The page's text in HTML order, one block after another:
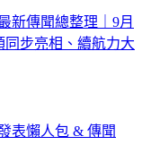
新傳聞總整理｜9月
步亮相、續航力大
表懶人包 & 傳聞